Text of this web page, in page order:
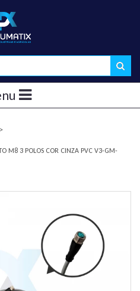
M8 3 POLOS COR CINZA PVC V3-GM-